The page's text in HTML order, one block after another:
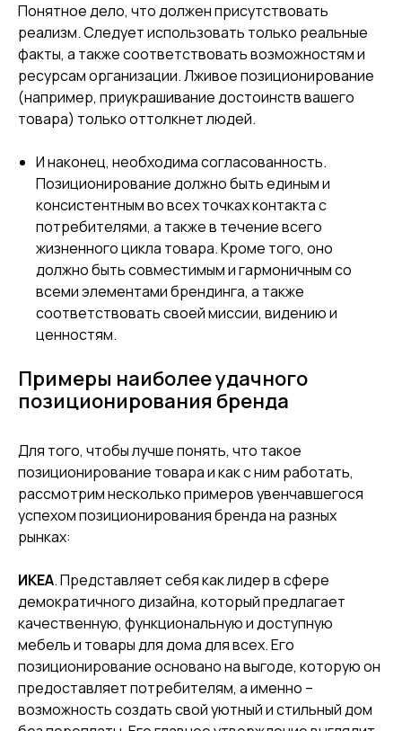
Понятное дело, что должен присутствовать
реализм. Следует использовать только реальные
факты, а также соответствовать возможностям и
ресурсам организации. Лживое позиционирование
(например, приукрашивание достоинств вашего
товара) только оттолкнет людей.
И наконец, необходима согласованность.
Позиционирование должно быть единым и
консистентным во всех точках контакта с
потребителями, а также в течение всего
жизненного цикла товара. Кроме того, оно
должно быть совместимым и гармоничным со
всеми элементами брендинга, а также
соответствовать своей миссии, видению и
ценностям.
Примеры наиболее удачного
позиционирования бренда
Для того, чтобы лучше понять, что такое
позиционирование товара и как с ним работать,
рассмотрим несколько примеров увенчавшегося
успехом позиционирования бренда на разных
рынках:
ИКЕА. Представляет себя как лидер в сфере
демократичного дизайна, который предлагает
качественную, функциональную и доступную
мебель и товары для дома для всех. Его
позиционирование основано на выгоде, которую он
предоставляет потребителям, а именно –
возможность создать свой уютный и стильный дом
На главную
Отзывы
Портфолио
О нас
Блог
Оставить заявку
ООО "ПРО М8"
ИНН 7743406170
Анализ целевой аудитории
Маркетинговые стратегии
на базе ИИ
Маркетинговые исследования
МАРКЕТИНГОВОЕ
АГЕНТСТВО
Политика
конфиденциальности
Все права защищены.
соглашение
Карта сайта